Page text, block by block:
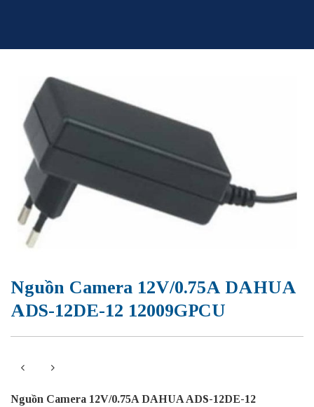
Nguồn Camera 12V/0.75A DAHUA
ADS-12DE-12 12009GPCU
Nguồn Camera 12V/0.75A DAHUA ADS-12DE-12